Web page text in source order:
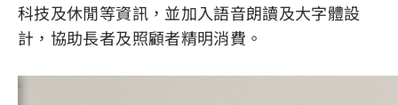
科技及休閒等資訊，並加入語音朗讀及大字體設
計，協助長者及照顧者精明消費。